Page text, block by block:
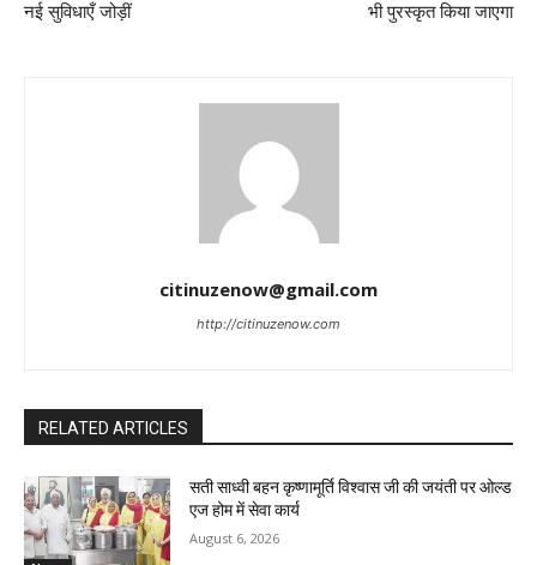
नई सुविधाएँ जोड़ीं
भी पुरस्कृत किया जाएगा
citinuzenow@gmail.com
http://citinuzenow.com
RELATED ARTICLES
सती साध्वी बहन कृष्णामूर्ति विश्वास जी की जयंती पर ओल्ड
एज होम में सेवा कार्य
August 6, 2026